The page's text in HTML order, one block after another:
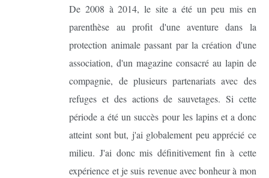
De 2008 à 2014, le site a été un peu mis en
parenthèse au profit d'une aventure dans la
protection animale passant par la création d'une
association, d'un magazine consacré au lapin de
compagnie, de plusieurs partenariats avec des
refuges et des actions de sauvetages. Si cette
période a été un succès pour les lapins et a donc
atteint sont but, j'ai globalement peu apprécié ce
milieu. J'ai donc mis définitivement fin à cette
expérience et je suis revenue avec bonheur à mon